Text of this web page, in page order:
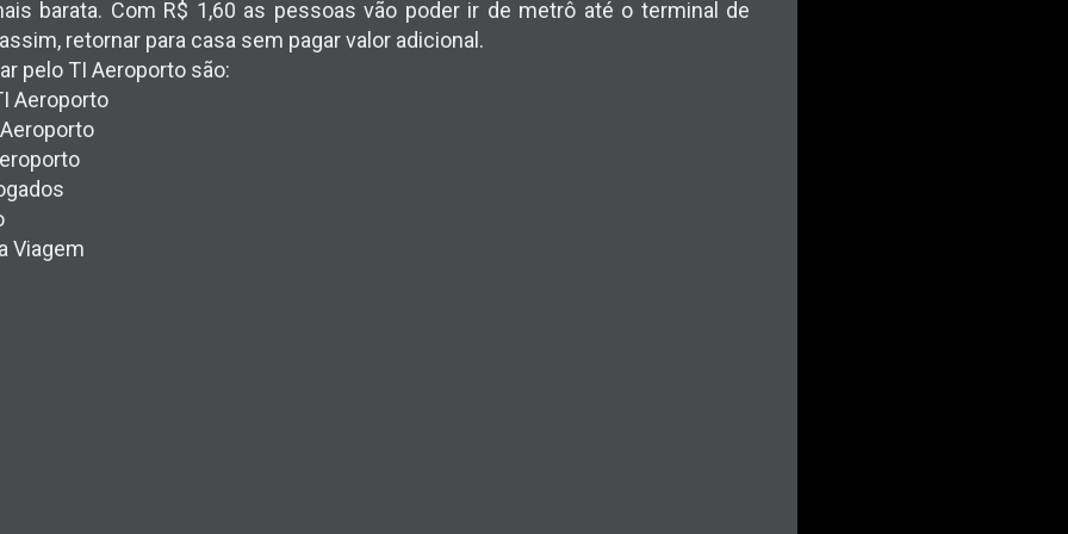
barata. Com R$ 1,60 as pessoas vão poder ir de metrô até o terminal de
retornar para casa sem pagar valor adicional.
pelo TI Aeroporto são:
Aeroporto
Viagem